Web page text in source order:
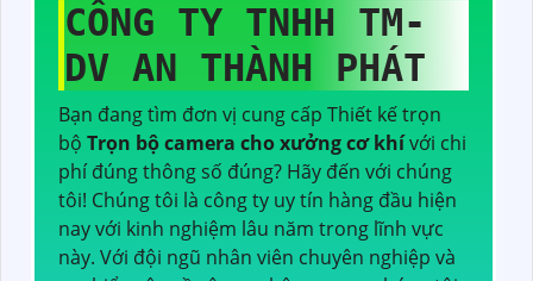
CÔNG TY TNHH TM-
DV AN THÀNH PHÁT
Bạn đang tìm đơn vị cung cấp Thiết kế trọn
bộ Trọn bộ camera cho xưởng cơ khívới chi
phí đúng thông số đúng? Hãy đến với chúng
tôi! Chúng tôi là công ty uy tín hàng đầu hiện
nay với kinh nghiệm lâu năm trong lĩnh vực
này. Với đội ngũ nhân viên chuyên nghiệp và